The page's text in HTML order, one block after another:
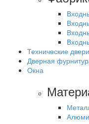
Технические двери
Дверная
Окна